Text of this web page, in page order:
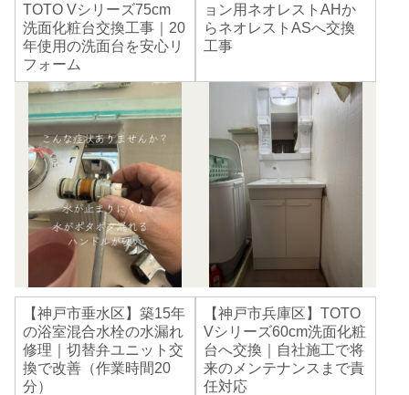
TOTO Vシリーズ75cm
洗面化粧台交換工事｜20
年使用の洗面台を安心リ
フォーム
ョン用ネオレストAHか
らネオレストASへ交換
工事
【神戸市垂水区】築15年
の浴室混合水栓の水漏れ
修理｜切替弁ユニット交
換で改善（作業時間20
分）
【神戸市兵庫区】TOTO
Vシリーズ60cm洗面化粧
台へ交換｜自社施工で将
来のメンテナンスまで責
任対応